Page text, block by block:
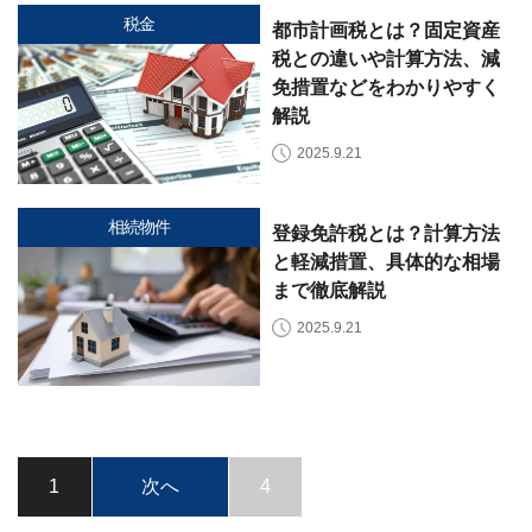
い
お
客
様
の
レ
ビ
ュ
ー
?
よ
く
あ
る
ご
質
問
査
税
税金
都市計画税とは？固定資産
税との違いや計算方法、減
免措置などをわかりやすく
解説
2025.9.21
相続物件
登録免許税とは？計算方法
と軽減措置、具体的な相場
まで徹底解説
2025.9.21
1 次へ 4